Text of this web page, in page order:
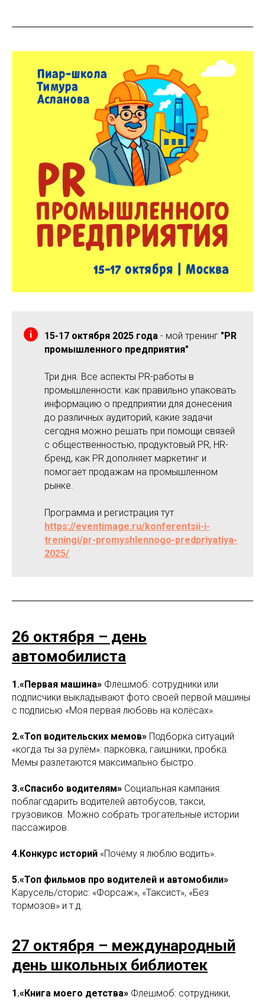
15-17 октября 2025 года - мой тренинг "PR
промышленного предприятия"
Три дня. Все аспекты PR-работы в
промышленности: как правильно упаковать
информацию о предприятии для донесения
до различных аудиторий, какие задачи
сегодня можно решать при помощи связей
с общественностью, продуктовый PR, HR-
бренд, как PR дополняет маркетинг и
помогает продажам на промышленном
рынке.
Программа и регистрация тут
https://eventimage.ru/konferentsii-i-
treningi/pr-promyshlennogo-predpriyatiya-
2025/
26 октября – день
автомобилиста
1.«Первая машина» Флешмоб: сотрудники или
подписчики выкладывают фото своей первой машины
с подписью «Моя первая любовь на колёсах».
2.«Топ водительских мемов» Подборка ситуаций
«когда ты за рулём»: парковка, гаишники, пробка.
Мемы разлетаются максимально быстро.
3.«Спасибо водителям» Социальная кампания:
поблагодарить водителей автобусов, такси,
грузовиков. Можно собрать трогательные истории
пассажиров.
4.Конкурс историй «Почему я люблю водить».
5.«Топ фильмов про водителей и автомобили»
Карусель/сторис: «Форсаж», «Таксист», «Без
тормозов» и т.д.
27 октября – международный
день школьных библиотек
1.«Книга моего детства» Флешмоб: сотрудники,